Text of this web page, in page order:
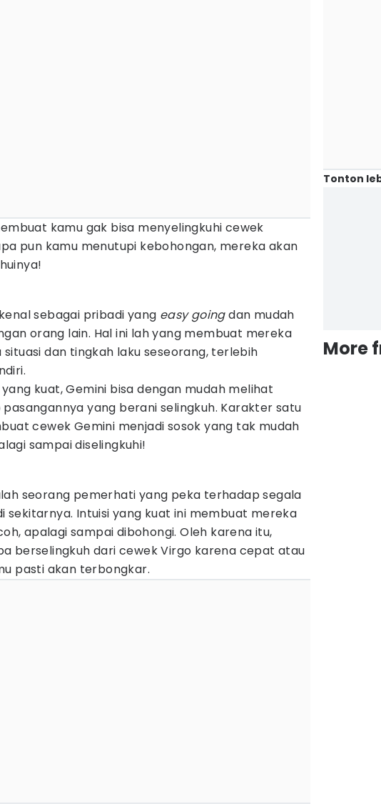
kamu gak bisa menyelingkuhi cewek
pun kamu menutupi kebohongan, mereka akan
sebagai pribadi yang easy goingdan mudah
orang lain. Hal ini lah yang membuat mereka
dan tingkah laku seseorang, terlebih
kuat, Gemini bisa dengan mudah melihat
yang berani selingkuh. Karakter satu
cewek Gemini menjadi sosok yang tak mudah
sampai diselingkuhi!
seorang pemerhati yang peka terhadap segala
sekitarnya. Intuisi yang kuat ini membuat mereka
apalagi sampai dibohongi. Oleh karena itu,
berselingkuh dari cewek Virgo karena cepat atau
pasti akan terbongkar.
Tonton
More